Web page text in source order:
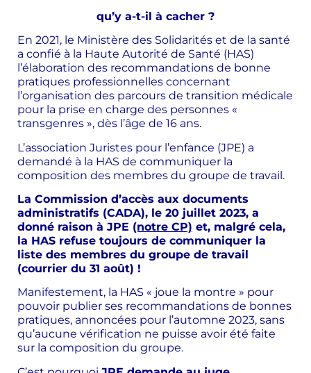
qu’y a-t-il à cacher ?
En 2021, le Ministère des Solidarités et de la santé
a confié à la Haute Autorité de Santé (HAS)
l’élaboration des recommandations de bonne
pratiques professionnelles concernant
l’organisation des parcours de transition médicale
pour la prise en charge des personnes «
transgenres », dès l’âge de 16 ans.
L’association Juristes pour l’enfance (JPE) a
demandé à la HAS de communiquer la
composition des membres du groupe de travail.
La Commission d’accès aux documents
administratifs (CADA), le 20 juillet 2023, a
donné raison à JPE (notre CP) et, malgré cela,
la HAS refuse toujours de communiquer la
liste des membres du groupe de travail
(courrier du 31 août) !
Manifestement, la HAS « joue la montre » pour
pouvoir publier ses recommandations de bonnes
pratiques, annoncées pour l’automne 2023, sans
qu’aucune vérification ne puisse avoir été faite
sur la composition du groupe.